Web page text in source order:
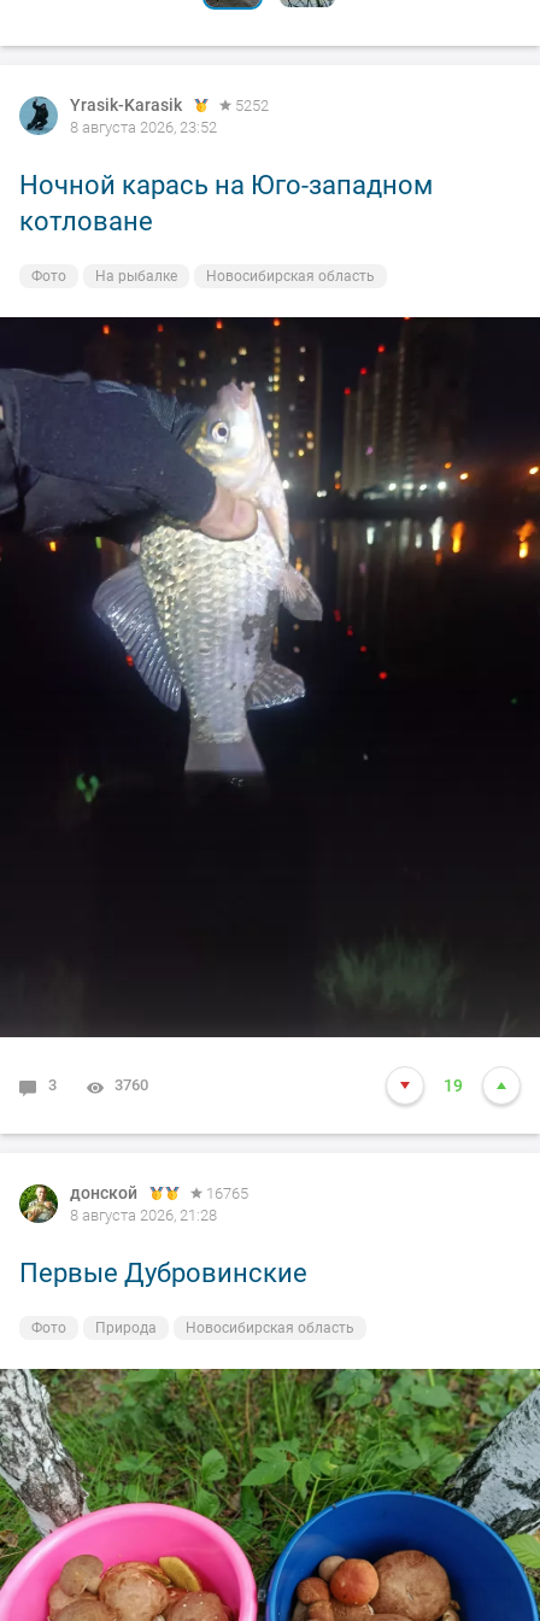
Yrasik-Karasik
5252
8 августа 2026, 23:52
Ночной карась на Юго-западном
котловане
Фото На рыбалке Новосибирская область
3 3760 19
донской
16765
8 августа 2026, 21:28
Первые Дубровинские
Фото Природа Новосибирская область